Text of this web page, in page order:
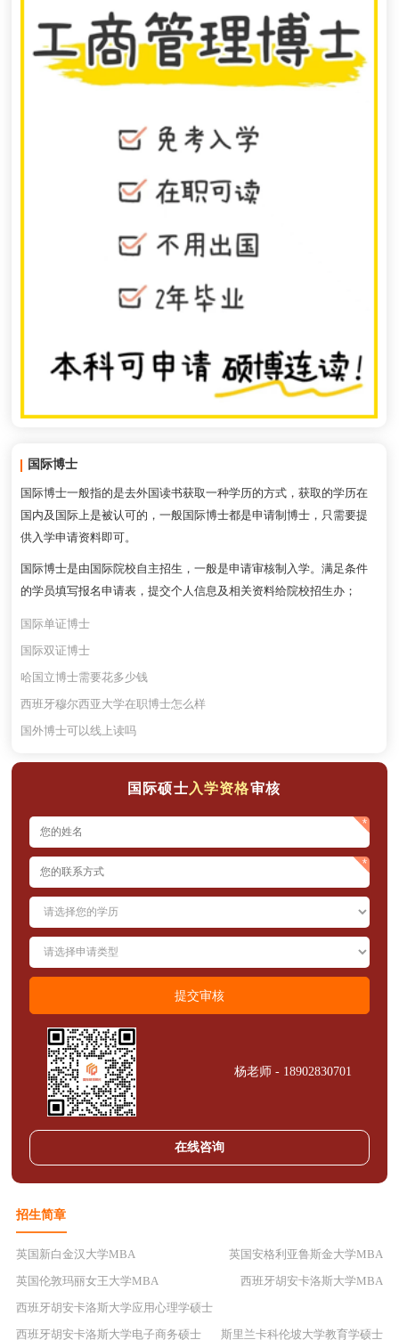
国际博士
国际博士一般指的是去外国读书获取一种学历的方式，获取的学历在
国内及国际上是被认可的，一般国际博士都是申请制博士，只需要提
供入学申请资料即可。
国际博士是由国际院校自主招生，一般是申请审核制入学。满足条件
的学员填写报名申请表，提交个人信息及相关资料给院校招生办；
国际单证博士
国际双证博士
哈国立博士需要花多少钱
西班牙穆尔西亚大学在职博士怎么样
国外博士可以线上读吗
国际硕士 入学资格审核
杨老师 - 18902830701
在线咨询
招生简章
英国新白金汉大学MBA
英国安格利亚鲁斯金大学MBA
英国伦敦玛丽女王大学MBA
西班牙胡安卡洛斯大学MBA
西班牙胡安卡洛斯大学应用心理学硕士
西班牙胡安卡洛斯大学电子商务硕士
斯里兰卡科伦坡大学教育学硕士